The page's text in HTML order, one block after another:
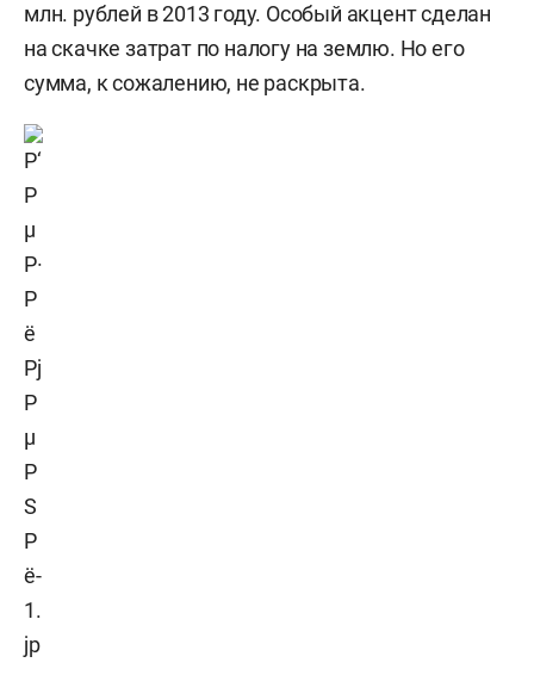
млн. рублей в 2013 году. Особый акцент сделан
на скачке затрат по налогу на землю. Но его
сумма, к сожалению, не раскрыта.